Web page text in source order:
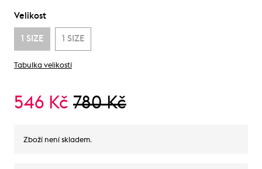
Velikost
1 SIZE 1 SIZE
Tabulka velikostí
546 Kč 780 Kč
Zboží není skladem.